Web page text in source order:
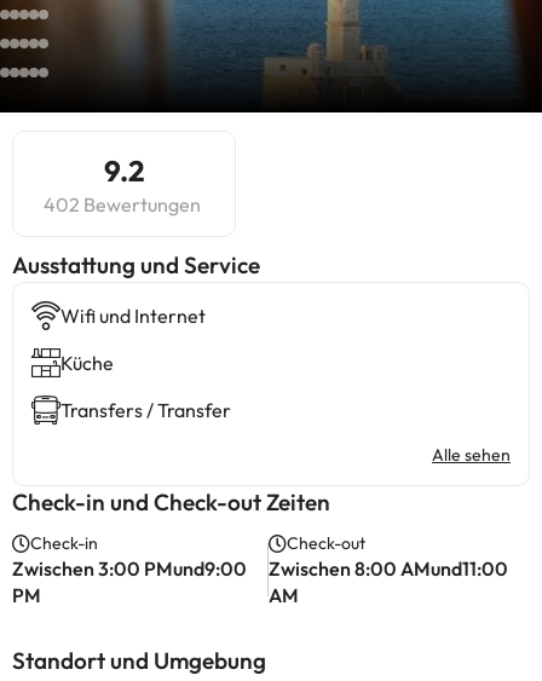
9.2
402 Bewertungen
​Ausstattung und Service
Wifi und Internet
Küche
Transfers / Transfer
Alle sehen
Check-in und Check-out Zeiten
Check-in
Zwischen 3:00 PMund9:00
PM
Check-out
Zwischen 8:00 AMund11:00
AM
Standort und Umgebung